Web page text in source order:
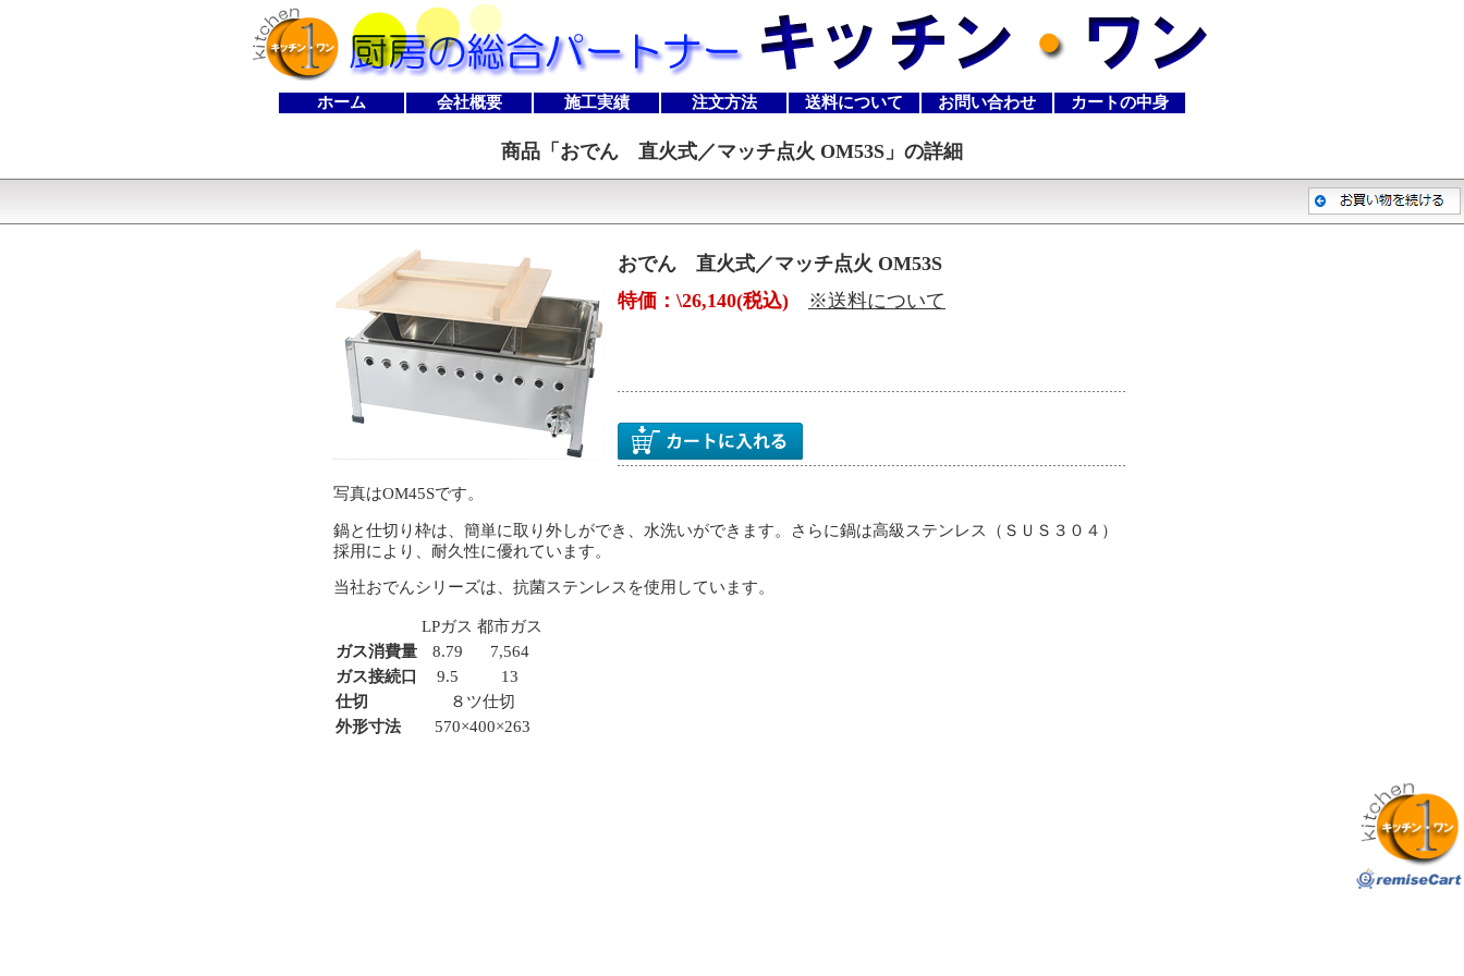
ホーム 会社概要 施工実績 注文方法 送料について お問い合わせ カートの中身
商品「 おでん 直火式／マッチ点火 OM53S 」の詳細
おでん 直火式／マッチ点火 OM53S
特価：\26,140(税込) ※送料について
写真はOM45Sです。
鍋と仕切り枠は、簡単に取り外しができ、水洗いができます。さらに鍋は高級ステンレス（ＳＵＳ３０４）
採用により、耐久性に優れています。
当社おでんシリーズは、抗菌ステンレスを使用しています。
LPガス 都市ガス
ガス消費量
8.79
7,564
ガス接続口
9.5
13
仕切
８ツ仕切
外形寸法
570×400×263